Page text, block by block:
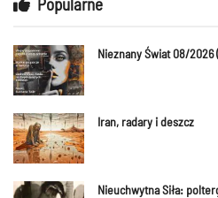
Nieznany Świat 08/2026
Iran, radary i deszcz
Nieuchwytna Siła: